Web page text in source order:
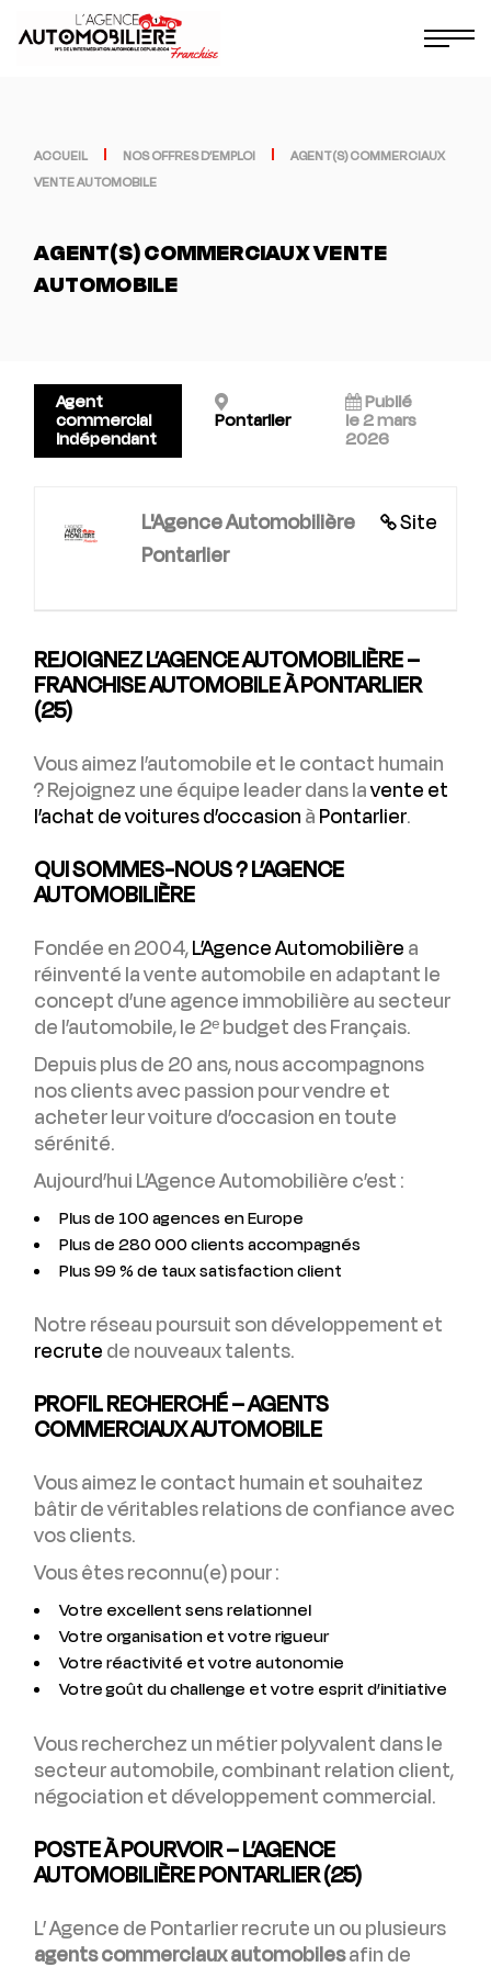
ACCUEIL NOS OFFRES D’EMPLOI
AGENT(S) COMMERCIAUX
VENTE AUTOMOBILE
AGENT(S) COMMERCIAUX VENTE
AUTOMOBILE
Agent
commercial
indépendant
Pontarlier
Publié
le 2 mars
2026
Site
L'Agence Automobilière
Pontarlier
REJOIGNEZ L’AGENCE AUTOMOBILIÈRE –
FRANCHISE AUTOMOBILE À PONTARLIER
(25)
Vous aimez l’automobile et le contact humain
? Rejoignez une équipe leader dans lavente et
l’achat de voitures d’occasionàPontarlier.
QUI SOMMES-NOUS ? L’AGENCE
AUTOMOBILIÈRE
Fondée en 2004,L’Agence Automobilièrea
réinventé la vente automobile en adaptant le
concept d’une agence immobilière au secteur
de l’automobile, le 2ᵉ budget des Français.
Depuis plus de 20 ans, nous accompagnons
nos clients avec passion pour vendre et
acheter leur voiture d’occasion en toute
sérénité.
Aujourd’hui L’Agence Automobilière c’est :
Plus de 100 agences en Europe
Plus de 280 000 clients accompagnés
Plus 99 % de taux satisfaction client
Notre réseau poursuit son développement et
recrutede nouveaux talents.
PROFIL RECHERCHÉ – AGENTS
COMMERCIAUX AUTOMOBILE
Vous aimez le contact humain et souhaitez
bâtir de véritables relations de confiance avec
vos clients.
Vous êtes reconnu(e) pour :
Votre excellent sens relationnel
Votre organisation et votre rigueur
Votre réactivité et votre autonomie
Votre goût du challenge et votre esprit d’initiative
Vous recherchez un métier polyvalent dans le
secteur automobile, combinant relation client,
négociation et développement commercial.
POSTE À POURVOIR – L’AGENCE
AUTOMOBILIÈRE PONTARLIER (25)
L’ Agence de Pontarlier recrute un ou plusieurs
agents commerciaux automobilesafin de